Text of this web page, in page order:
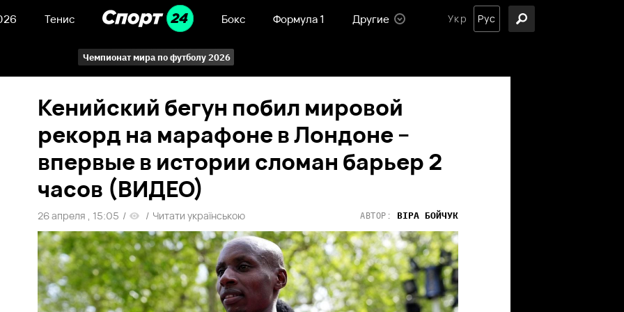
Тенис Бокс Формула 1 Другие Укр Рус
Чемпионат мира по футболу 2026
Кенийский бегун побил мировой
рекорд на марафоне в Лондоне –
впервые в истории сломан барьер 2
часов (ВИДЕО)
26 апреля , 15:05 / / Читати українською АВТОР: ВІРА БОЙЧУК